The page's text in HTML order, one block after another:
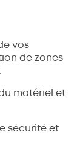
vos
de zones
matériel et
sécurité et